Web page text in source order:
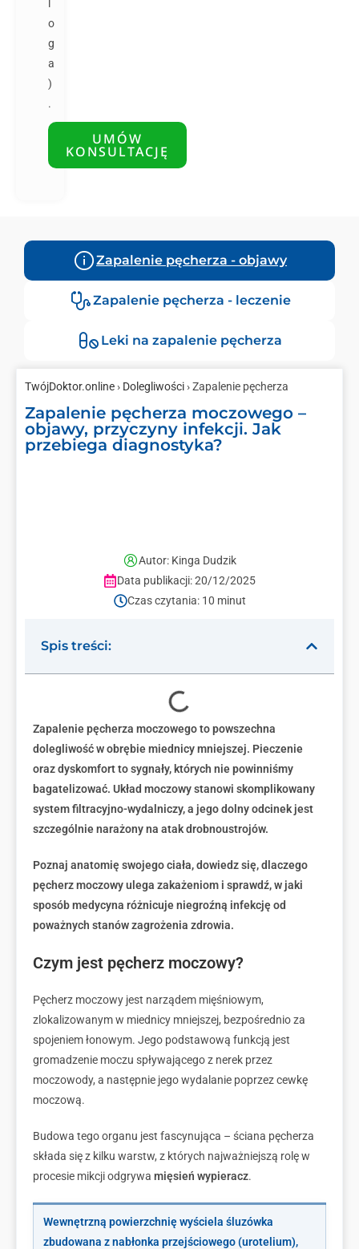
o
g
a
)
.
UMÓW
KONSULTACJĘ
Zapalenie pęcherza - objawy
Zapalenie pęcherza - leczenie
Leki na zapalenie pęcherza
TwójDoktor.online › Dolegliwości › Zapalenie pęcherza
Zapalenie pęcherza moczowego –
objawy, przyczyny infekcji. Jak
przebiega diagnostyka?
Autor: Kinga Dudzik
Data publikacji: 20/12/2025
Czas czytania: 10 minut
Spis treści:
Zapalenie pęcherza moczowego to powszechna
dolegliwość w obrębie miednicy mniejszej. Pieczenie
oraz dyskomfort to sygnały, których nie powinniśmy
bagatelizować. Układ moczowy stanowi skomplikowany
system filtracyjno-wydalniczy, a jego dolny odcinek jest
szczególnie narażony na atak drobnoustrojów.
Poznaj anatomię swojego ciała, dowiedz się, dlaczego
pęcherz moczowy ulega zakażeniom i sprawdź, w jaki
sposób medycyna różnicuje niegroźną infekcję od
poważnych stanów zagrożenia zdrowia.
Czym jest pęcherz moczowy?
Pęcherz moczowy jest narządem mięśniowym,
zlokalizowanym w miednicy mniejszej, bezpośrednio za
spojeniem łonowym. Jego podstawową funkcją jest
gromadzenie moczu spływającego z nerek przez
moczowody, a następnie jego wydalanie poprzez cewkę
moczową.
Budowa tego organu jest fascynująca – ściana pęcherza
składa się z kilku warstw, z których najważniejszą rolę w
procesie mikcji odgrywa mięsień wypieracz.
Wewnętrzną powierzchnię wyściela śluzówka
zbudowana z nabłonka przejściowego (urotelium),